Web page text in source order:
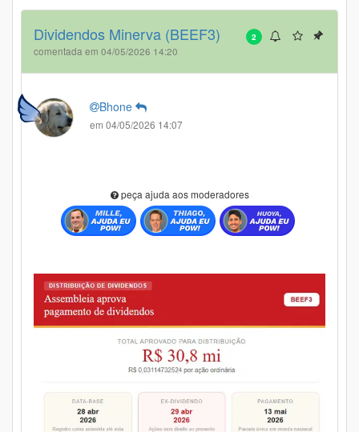
2
Dividendos Minerva (BEEF3)
comentada em 04/05/2026 14:20
Bhone
em 04/05/2026 14:07
peça ajuda aos moderadores